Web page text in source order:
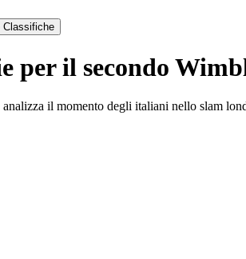
Classifiche
per il secondo
il momento degli italiani nello slam